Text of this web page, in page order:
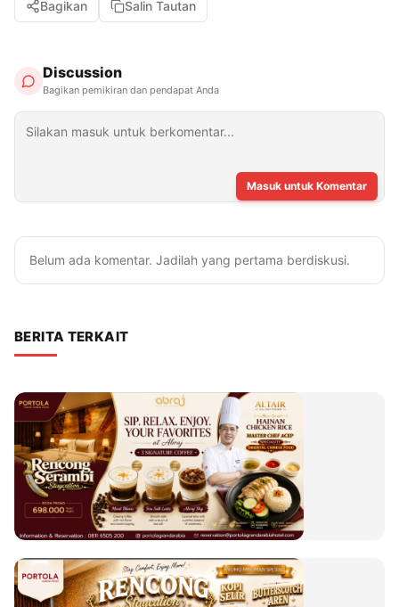
Bagikan Salin Tautan
Discussion
Bagikan pemikiran dan pendapat Anda
Masuk untuk Komentar
Belum ada komentar. Jadilah yang pertama berdiskusi.
BERITA TERKAIT